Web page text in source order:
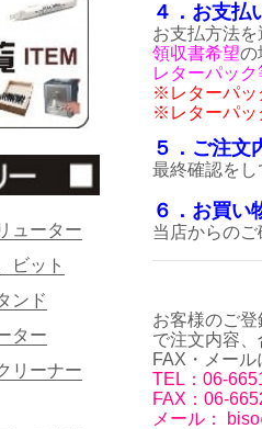
４．お支払
お支払方法
領収書希望の
レターパッ
※レターパッ
※レターパッ
５．ご注文
最終確認を
６．お買い
当店からの
お客様のご
で注文内容
FAX・メール
TEL：06-
FAX：06-
メール：
ューター
ビット
ンド
ター
リーナー